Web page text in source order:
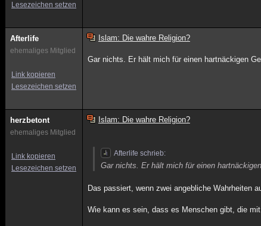
Lesezeichen setzen
Afterlife
ehemaliges Mitglied
Link kopieren
Lesezeichen setzen
Islam: Die wahre Religion?
Gar nichts. Er hält mich für einen hartnäckigen
herzbetont
ehemaliges Mitglied
Link kopieren
Lesezeichen setzen
Islam: Die wahre Religion?
Afterlife schrieb:
Gar nichts. Er hält mich für einen
Das passiert, wenn zwei angebliche Wahrheiten
Wie kann es sein, dass es Menschen gibt, die